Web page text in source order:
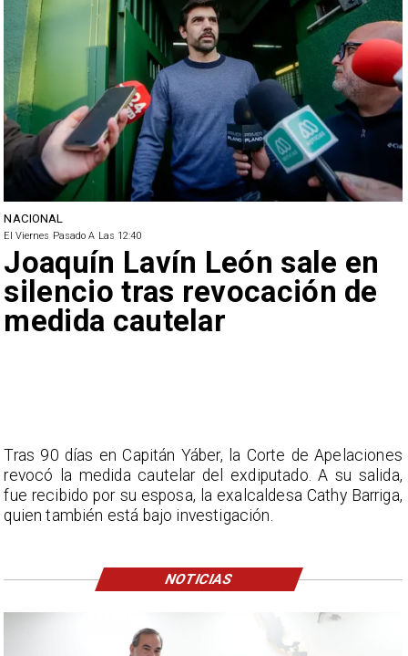
NACIONAL
El Viernes Pasado A Las 12:40
Joaquín Lavín León sale en
silencio tras revocación de
medida cautelar
Tras 90 días en Capitán Yáber, la Corte de Apelaciones
revocó la medida cautelar del exdiputado. A su salida,
fue recibido por su esposa, la exalcaldesa Cathy Barriga,
quien también está bajo investigación.
NOTICIAS